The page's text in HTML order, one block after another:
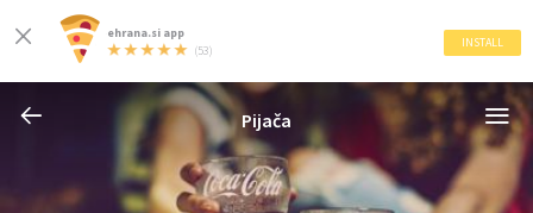
ehrana.si app
(53)
INSTALL
Pijača